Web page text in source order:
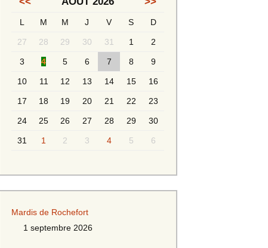
Messieurs 2ème série
Messieurs Golden
L M M J V S D
27 28 29 30 31 1 2
3 4 5 6 7 8 9
10 11 12 13 14 15 16
17 18 19 20 21 22 23
24 25 26 27 28 29 30
31 1 2 3 4 5 6
Mardis de Rochefort
1 septembre 2026